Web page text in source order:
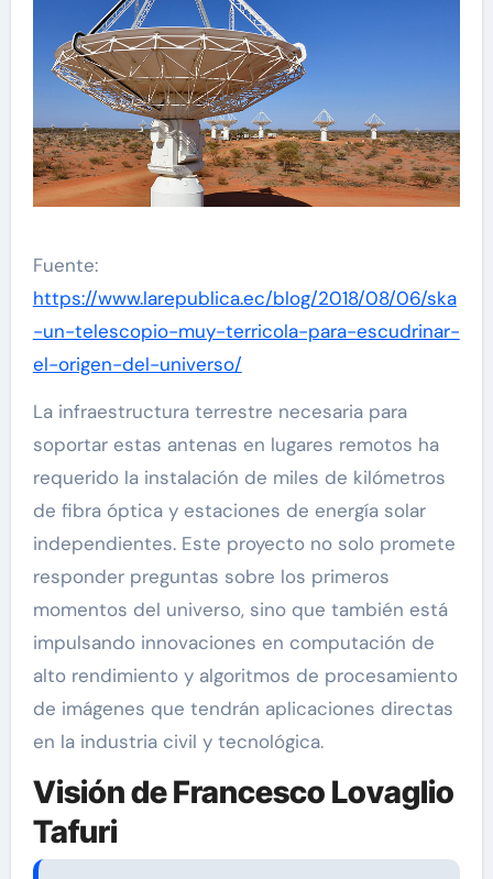
Fuente:
https://www.larepublica.ec/blog/2018/08/06/ska
-un-telescopio-muy-terricola-para-escudrinar-
el-origen-del-universo/
La infraestructura terrestre necesaria para
soportar estas antenas en lugares remotos ha
requerido la instalación de miles de kilómetros
de fibra óptica y estaciones de energía solar
independientes. Este proyecto no solo promete
responder preguntas sobre los primeros
momentos del universo, sino que también está
impulsando innovaciones en computación de
alto rendimiento y algoritmos de procesamiento
de imágenes que tendrán aplicaciones directas
en la industria civil y tecnológica.
Visión de Francesco Lovaglio
Tafuri